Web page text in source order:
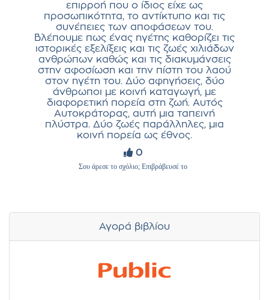
επιρροή που ο ίδιος είχε ως
προσωπικότητα, το αντίκτυπο και τις
συνέπειες των αποφάσεων του.
Βλέπουμε πως ένας ηγέτης καθορίζει τις
ιστορικές εξελίξεις και τις ζωές χιλιάδων
ανθρώπων καθώς και τις διακυμάνσεις
στην αφοσίωση και την πίστη του λαού
στον ηγέτη του. Δύο αφηγήσεις, δύο
άνθρωποι με κοινή καταγωγή, με
διαφορετική πορεία στη ζωή. Αυτός
Αυτοκράτορας, αυτή μια ταπεινή
πλύστρα. Δύο ζωές παράλληλες, μια
κοινή πορεία ως έθνος.
0
Σου άρεσε το σχόλιο; Επιβράβευσέ το
Αγορά βιβλίου